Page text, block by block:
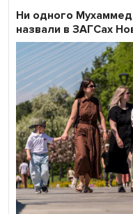
Ни одного
назвали в ЗАГСах